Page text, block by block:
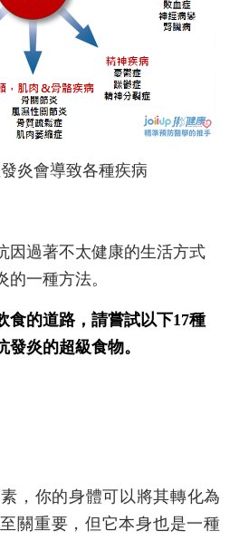
炎會導致各種疾病
因過著不太健康的生活方式
一種方法。
食的道路，請嘗試以下17種
炎的超級食物。
，你的身體可以將其轉化為
關重要，但它本身也是一種